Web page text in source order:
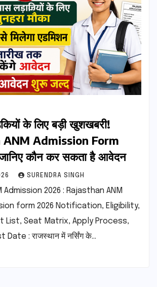
के लिए बड़ी खुशखबरी!
Admission Form
कौन कर सकता है आवेदन
SURENDRA SINGH
Admission 2026 : Rajasthan ANM
form 2026 Notification, Eligibility,
List, Seat Matrix, Apply Process,
Date : राजस्थान में नर्सिंग के…